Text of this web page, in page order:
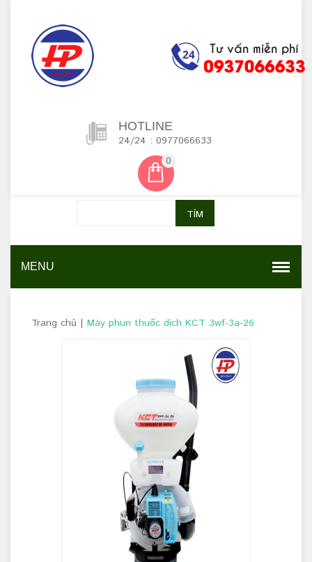
HOTLINE
24/24 : 0977066633
0
TÌM
MENU
Trang chủ | Máy phun thuốc dịch KCT 3wf-3a-26